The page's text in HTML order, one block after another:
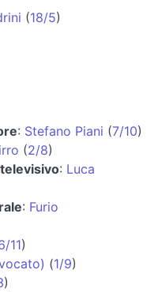
(18/5)
: Stefano Piani (7/10)
(2/8)
: Luca
: Furio
11)
(1/9)
)